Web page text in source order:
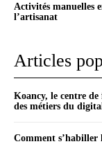
Activités manuelles
l’artisanat
Articles
Koancy, le centre
des métiers du
Comment s’habiller